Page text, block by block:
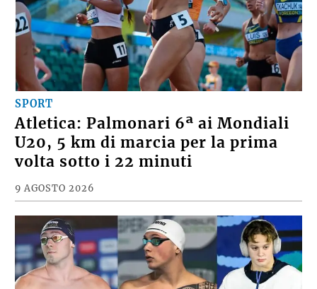
SPORT
Atletica: Palmonari 6ª ai Mondiali
U20, 5 km di marcia per la prima
volta sotto i 22 minuti
9 AGOSTO 2026